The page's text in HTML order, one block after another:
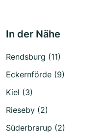
In der Nähe
Rendsburg (11)
Eckernförde (9)
Kiel (3)
Rieseby (2)
Süderbrarup (2)